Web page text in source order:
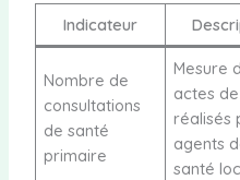
Indicateur
Nombre de
consultations
de santé
primaire
Mesure
actes
réalisés
agents
santé